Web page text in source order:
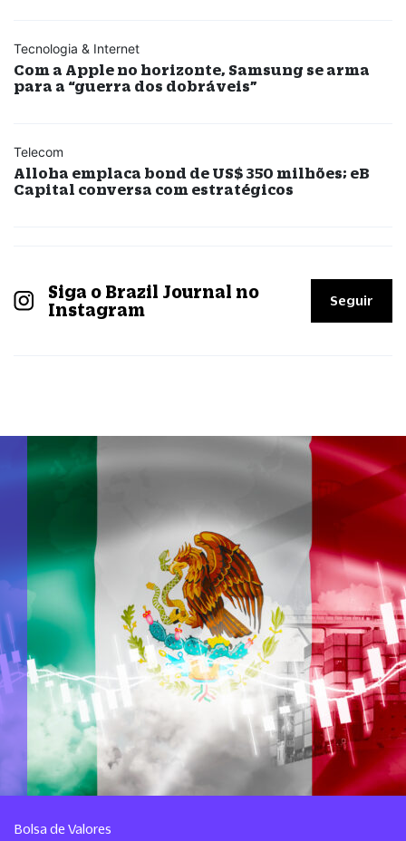
Tecnologia & Internet
Com a Apple no horizonte, Samsung se arma
para a “guerra dos dobráveis”
Telecom
Alloha emplaca bond de US$ 350 milhões; eB
Capital conversa com estratégicos
Siga o Brazil Journal no
Instagram
Seguir
Bolsa de Valores